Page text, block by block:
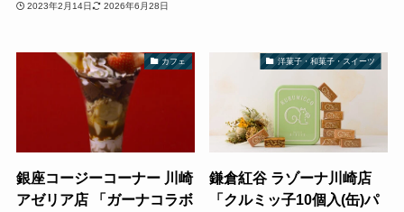
2023年2月14日 2026年6月28日
カフェ
銀座コージーコーナー 川崎
アゼリア店 「ガーナコラボ
洋菓子・和菓子・スイーツ
鎌倉紅谷 ラゾーナ川崎店
「クルミッ子10個入(缶)パ